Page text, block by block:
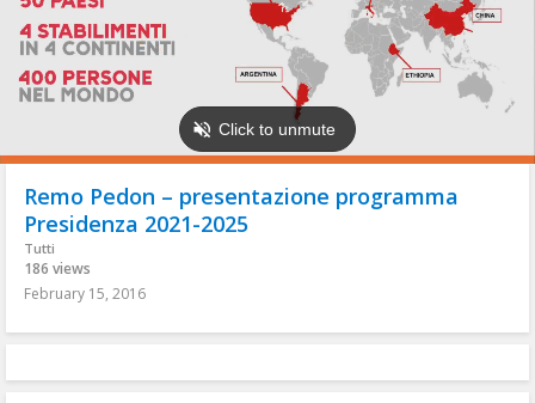
Remo Pedon – presentazione programma
Presidenza 2021-2025
Tutti
186 views
February 15, 2016